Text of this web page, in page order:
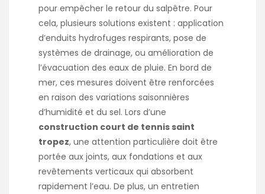
pour empêcher le retour du salpêtre. Pour
cela, plusieurs solutions existent : application
d’enduits hydrofuges respirants, pose de
systèmes de drainage, ou amélioration de
l’évacuation des eaux de pluie. En bord de
mer, ces mesures doivent être renforcées
en raison des variations saisonnières
d’humidité et du sel. Lors d’une
construction court de tennis saint
tropez, une attention particulière doit être
portée aux joints, aux fondations et aux
revêtements verticaux qui absorbent
rapidement l’eau. De plus, un entretien